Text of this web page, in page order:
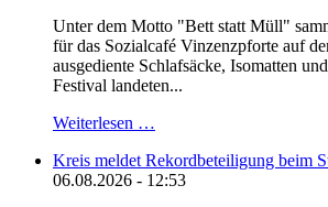
Unter dem Motto "Bett statt Müll"
für das Sozialcafé Vinzenzpforte auf
ausgediente Schlafsäcke, Isomatten
Festival landeten...
Weiterlesen …
Kreis meldet Rekordbeteiligung beim
06.08.2026 - 12:53